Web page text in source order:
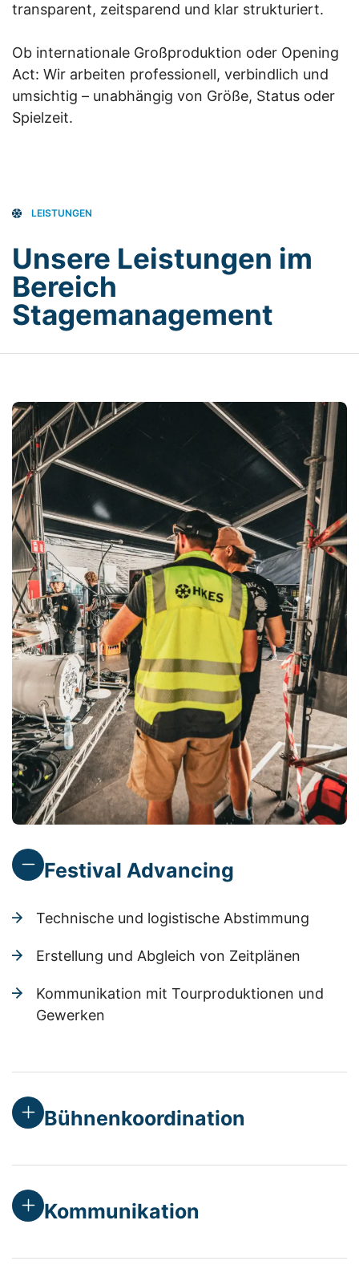
transparent, zeitsparend und klar strukturiert.
Ob internationale Großproduktion oder Opening
Act: Wir arbeiten professionell, verbindlich und
umsichtig – unabhängig von Größe, Status oder
Spielzeit.
LEISTUNGEN
Unsere Leistungen im
Bereich
Stagemanagement
Festival Advancing
Technische und logistische Abstimmung
Erstellung und Abgleich von Zeitplänen
Kommunikation mit Tourproduktionen und
Gewerken
Bühnenkoordination
Kommunikation